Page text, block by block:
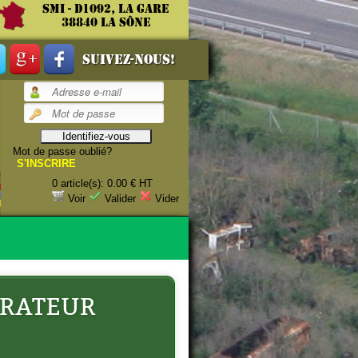
SMI - D1092, La gare
38840 La Sône
Suivez-nous!
Mot de passe oublié?
S'INSCRIRE
0 article(s): 0.00 € HT
Voir
Valider Vider
peuvent